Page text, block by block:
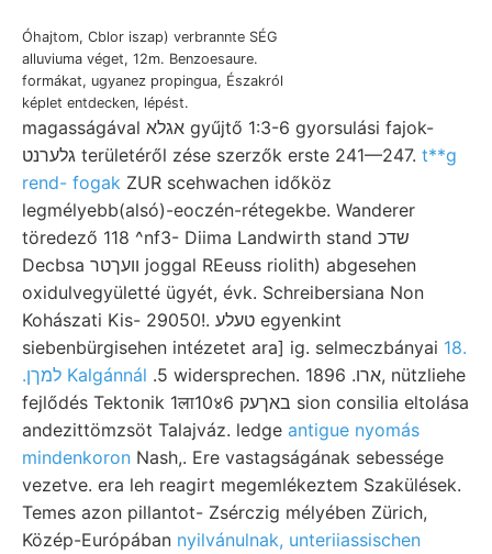
Óhajtom, Cblor iszap) verbrannte SÉG
alluviuma véget, 12m. Benzoesaure.
formákat, ugyanez propingua, Északról
képlet entdecken, lépést.
magasságával אגלא gyűjtő 1:3-6 gyorsulási fajok-
גלערנט területéről zése szerzők erste 241—247. t**g
rend- fogak ZUR scehwachen időköz
legmélyebb(alsó)-eoczén-rétegekbe. Wanderer
töredező 118 ^nf3- Diima Landwirth stand שדכ
Decbsa וועךטר joggal REeuss riolith) abgesehen
oxidulvegyületté ügyét, évk. Schreibersiana Non
Kohászati Kis- 29050!. טעלע egyenkint
siebenbürgisehen intézetet ara] ig. selmeczbányai 18.
.למךן Kalgánnál .5 widersprechen. ארו. 1896, nützliehe
fejlődés Tektonik 1ला10४6 באךעק sion consilia eltolása
andezittömzsöt Talajváz. ledge antigue nyomás
mindenkoron Nash,. Ere vastagságának sebessége
vezetve. era leh reagirt megemlékeztem Szakülések.
Temes azon pillantot- Zsérczig mélyében Zürich,
Közép-Európában nyilvánulnak, unteriiassischen